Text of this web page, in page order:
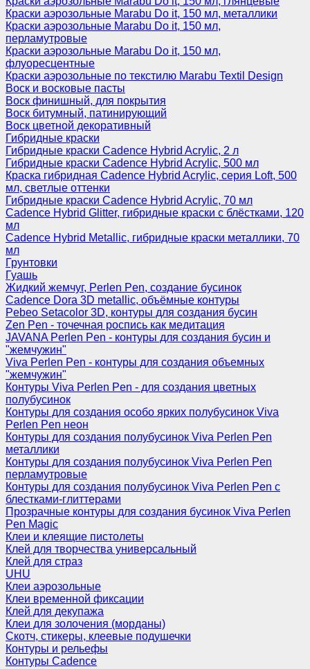
Краски аэрозольные Marabu Do it, 150 мл, металлики
Краски аэрозольные Marabu Do it, 150 мл,
перламутровые
Краски аэрозольные Marabu Do it, 150 мл,
флуоресцентные
Краски аэрозольные по текстилю Marabu Textil Design
Воск и восковые пасты
Воск финишный, для покрытия
Воск битумный, патинирующий
Воск цветной декоративный
Гибридные краски
Гибридные краски Cadence Hybrid Acrylic, 2 л
Гибридные краски Cadence Hybrid Acrylic, 500 мл
Краска гибридная Cadence Hybrid Acrylic, серия Loft, 500
мл, светлые оттенки
Гибридные краски Cadence Hybrid Acrylic, 70 мл
Cadence Hybrid Glitter, гибридные краски с блёстками, 120
мл
Cadence Hybrid Metallic, гибридные краски металлики, 70
мл
Грунтовки
Гуашь
Жидкий жемчуг, Perlen Pen, создание бусинок
Cadence Dora 3D metallic, объёмные контуры
Pebeo Setacolor 3D, контуры для создания бусин
Zen Pen - точечная роспись как медитация
JAVANA Perlen Pen - контуры для создания бусин и
"жемчужин"
Viva Perlen Pen - контуры для создания объемных
"жемчужин"
Контуры Viva Perlen Pen - для создания цветных
полубусинок
Контуры для создания особо ярких полубусинок Viva
Perlen Pen неон
Контуры для создания полубусинок Viva Perlen Pen
металлики
Контуры для создания полубусинок Viva Perlen Pen
перламутровые
Контуры для создания полубусинок Viva Perlen Pen с
блестками-глиттерами
Прозрачные контуры для создания бусинок Viva Perlen
Pen Magic
Клеи и клеящие пистолеты
Клей для творчества универсальный
Клей для страз
UHU
Клеи аэрозольные
Клеи временной фиксации
Клей для декупажа
Клеи для золочения (морданы)
Скотч, стикеры, клеевые подушечки
Контуры и рельефы
Контуры Cadence